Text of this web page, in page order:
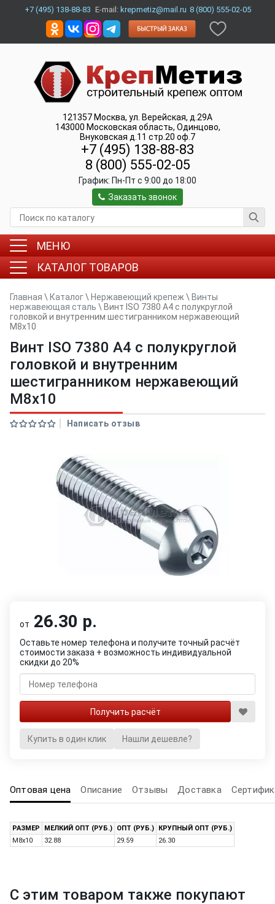
+7 (495) 138-88-83 E-mail: krepmetiz@mail.ru 8 (800) 555-02-05
121357 Москва, ул. Верейская, д.29А
143000 Московская область, Одинцово,
Внуковская д.11 стр.20 оф.7
+7 (495) 138-88-83
8 (800) 555-02-05
График: Пн-Пт c 9:00 до 18:00
Заказать звонок
МЕНЮ
КАТАЛОГ ТОВАРОВ
Главная \ Каталог\ Нержавеющий крепеж \ Винты
нержавеющая сталь \ Винт ISO 7380 A4 с полукруглой
головкой и внутренним шестигранником нержавеющий
M8x10
Винт ISO 7380 A4 с полукруглой
головкой и внутренним
шестигранником нержавеющий
M8x10
Написать отзыв
от 26.30 р.
Оставьте номер телефона и получите точный расчёт
стоимости заказа + возможность индивидуальной
скидки до 20%
Купить в один клик Нашли дешевле?
Оптовая цена Описание Отзывы Доставка
РАЗМЕР МЕЛКИЙ ОПТ (РУБ.) ОПТ (РУБ.)
КРУПНЫЙ ОПТ (РУБ.)
M8x10
32.88 29.59 26.30
С этим товаром также покупают